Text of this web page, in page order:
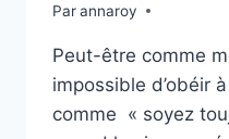
Parannaroy
Peut-être comme
impossible d’obéir
comme « soyez